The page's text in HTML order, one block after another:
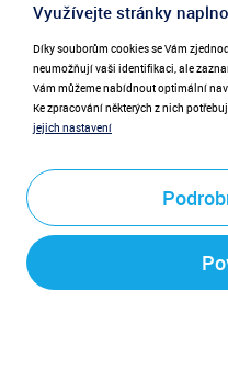
NEWSLETTER
Pro přihlášení k odběru
Zadáním emailu
Využívejte stránky naplno
Díky souborům cookies se Vám
neumožňují vaši identifikaci, ale
Vám můžeme nabídnout optimální
Ke zpracování některých z nich
jejich nastavení